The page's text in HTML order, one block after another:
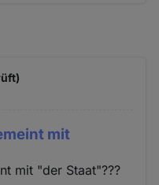
mit
mit "der Staat"???